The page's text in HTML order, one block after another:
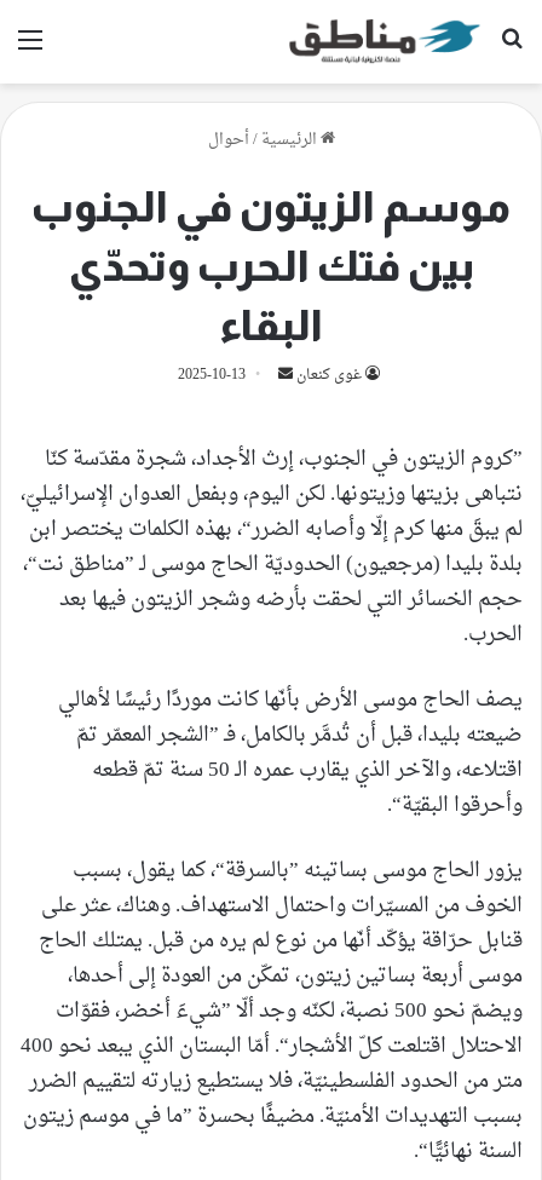
بحث عن
الرئيسية/أحوال
موسم الزيتون في الجنوب
بين فتك الحرب وتحدّي
البقاء
غوى كنعان
أرسل 2025-10-13
”كروم الزيتون في الجنوب، إرث الأجداد، شجرة مقدّسة كنّا
نتباهى بزيتها وزيتونها. لكن اليوم، وبفعل العدوان الإسرائيليّ،
لم يبقَ منها كرم إلّا وأصابه الضرر“، بهذه الكلمات يختصر ابن
بلدة بليدا (مرجعيون) الحدوديّة الحاج موسى لـ ”مناطق نت“،
حجم الخسائر التي لحقت بأرضه وشجر الزيتون فيها بعد
الحرب.
يصف الحاج موسى الأرض بأنّها كانت موردًا رئيسًا لأهالي
ضيعته بليدا، قبل أن تُدمَّر بالكامل، فـ ”الشجر المعمّر تمّ
اقتلاعه، والآخر الذي يقارب عمره الـ 50 سنة تمّ قطعه
وأحرقوا البقيّة“.
يزور الحاج موسى بساتينه ”بالسرقة“، كما يقول، بسبب
الخوف من المسيّرات واحتمال الاستهداف. وهناك، عثر على
قنابل حرّاقة يؤكّد أنّها من نوع لم يره من قبل. يمتلك الحاج
موسى أربعة بساتين زيتون، تمكّن من العودة إلى أحدها،
ويضمّ نحو 500 نصبة، لكنّه وجد ألّا ”شيءَ أخضر، فقوّات
الاحتلال اقتلعت كلّ الأشجار“. أمّا البستان الذي يبعد نحو 400
متر من الحدود الفلسطينيّة، فلا يستطيع زيارته لتقييم الضرر
بسبب التهديدات الأمنيّة. مضيفًا بحسرة ”ما في موسم زيتون
السنة نهائيًّا“.